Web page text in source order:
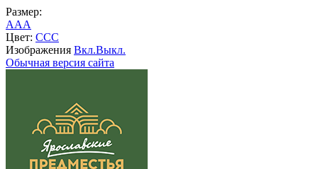
Размер:
AAA
Цвет: CCC
Изображения Вкл.Выкл.
Обычная версия сайта